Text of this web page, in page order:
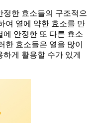
한 효소들의 구조적으
여 열에 약한 효소를 만
안정한 또 다른 효소
한 효소들은 열을 많이
게 활용할 수가 있게